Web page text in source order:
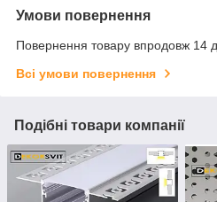
Умови повернення
Повернення товару впродовж 14
Всі умови повернення
Подібні товари компанії